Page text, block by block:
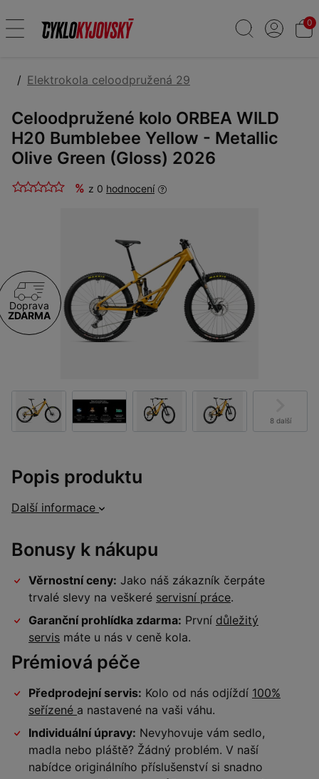
0
Elektrokola celoodpružená 29
Celoodpružené kolo ORBEA WILD
H20 Bumblebee Yellow - Metallic
Olive Green (Gloss) 2026
% z 0 hodnocení
Doprava
ZDARMA
8 další
Popis produktu
Další informace
Bonusy k nákupu
Věrnostní ceny: Jako náš zákazník čerpáte
trvalé slevy na veškeré servisní práce.
Garanční prohlídka zdarma: První důležitý
servis máte u nás v ceně kola.
Prémiová péče
Předprodejní servis: Kolo od nás odjíždí 100%
seřízené a nastavené na vaši váhu.
Individuální úpravy: Nevyhovuje vám sedlo,
madla nebo pláště? Žádný problém. V naší
nabídce originálního příslušenství si snadno